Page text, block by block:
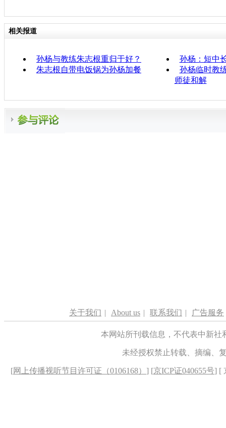
相关报道
孙杨与教练朱志根重归于好？
孙杨：短中
朱志根自带电饭锅为孙杨加餐
孙杨临时教
师徒和解
关于我们 | About us | 联系我们 | 广告服务
本网站所刊载信息，不代表中新
未经授权禁止转载、摘编、
[网上传播视听节目许可证（0106168） ] [京ICP证040655号] [